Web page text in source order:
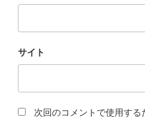
サイト
次回のコメントで使用す